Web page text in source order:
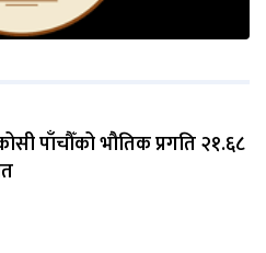
पाँचौँको भौतिक प्रगति २१.६८